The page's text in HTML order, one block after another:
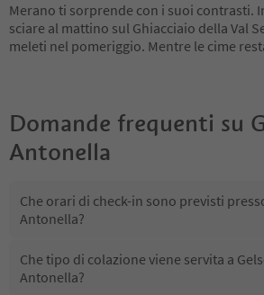
Merano ti sorprende con i suoi contrasti.
sciare al mattino sul Ghiacciaio della Val
meleti nel pomeriggio. Mentre le cime
Domande frequenti su
Antonella
Che orari di check-in sono previsti
Antonella?
Che tipo di colazione viene servita a
Antonella?